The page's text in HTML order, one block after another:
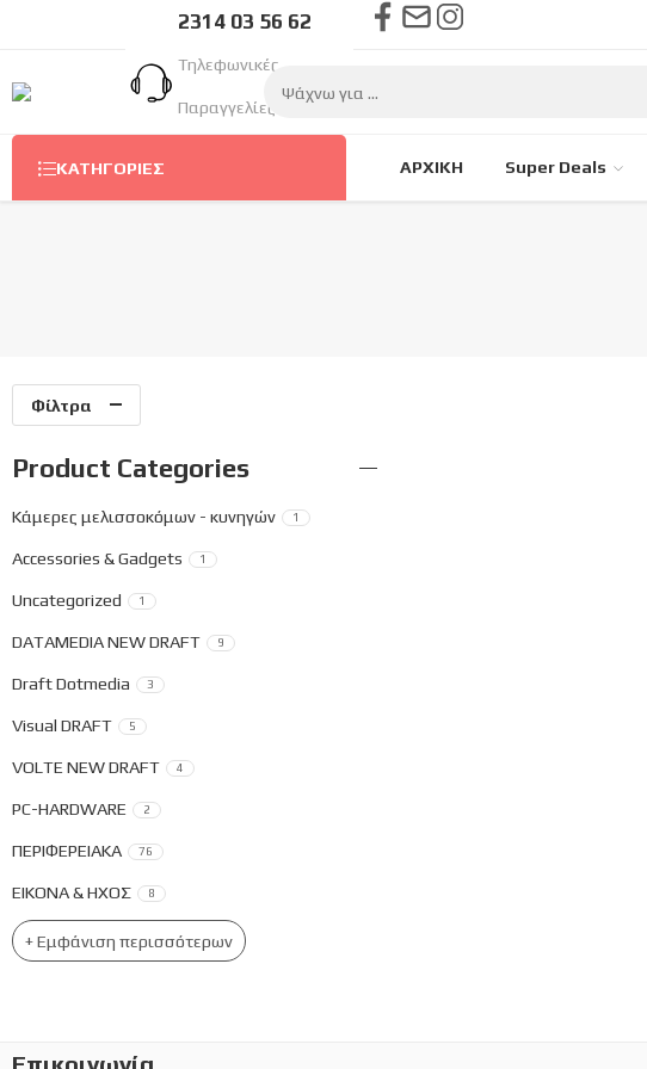
2314 03 56 62
Τηλεφωνικές
Παραγγελίες Στον
ΚΑΤΗΓΟΡΊΕΣ ΑΡΧΙΚΗ Super Deals
Φίλτρα
Product Categories
Κάμερες μελισσοκόμων - κυνηγών 1
Accessories & Gadgets 1
Uncategorized 1
DATAMEDIA NEW DRAFT 9
Draft Dotmedia 3
Visual DRAFT 5
VOLTE NEW DRAFT 4
PC-HARDWARE 2
ΠΕΡΙΦΕΡΕΙΑΚΑ 76
ΕΙΚΟΝΑ & ΗΧΟΣ 8
+ Εμφάνιση περισσότερων
Επικοινωνία